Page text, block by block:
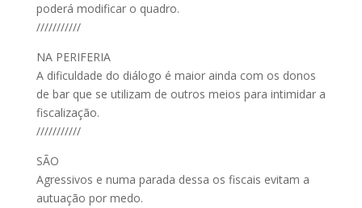
poderá modificar o quadro.
///////////
NA PERIFERIA
A dificuldade do diálogo é maior ainda com os donos
de bar que se utilizam de outros meios para intimidar a
fiscalização.
///////////
SÃO
Agressivos e numa parada dessa os fiscais evitam a
autuação por medo.